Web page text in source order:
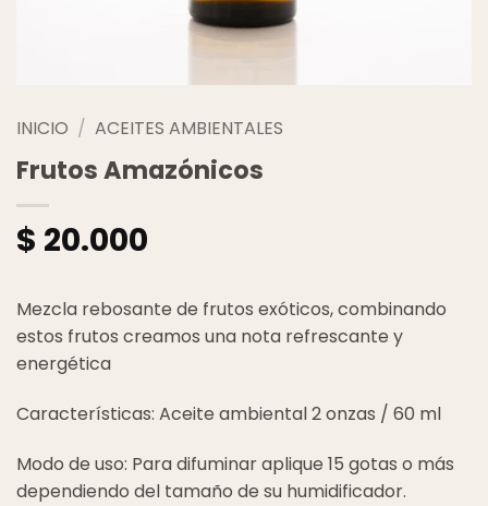
INICIO / ACEITES AMBIENTALES
Frutos Amazónicos
$ 20.000
Mezcla rebosante de frutos exóticos, combinando
estos frutos creamos una nota refrescante y
energética
Características: Aceite ambiental 2 onzas / 60 ml
Modo de uso: Para difuminar aplique 15 gotas o más
dependiendo del tamaño de su humidificador.